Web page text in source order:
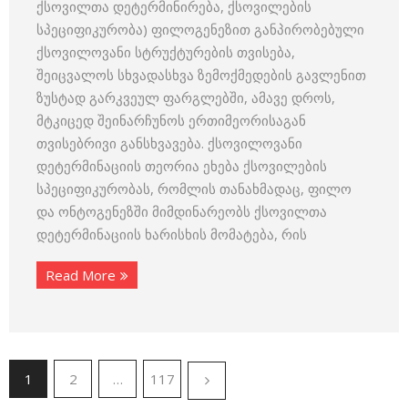
ქსოვილთა დეტერმინირება, ქსოვი­ლების
სპეციფიკურობა) ფილოგენეზით განპირობებული
ქსოვილო­ვანი სტრუქტურების თვისება,
შეიცვალოს სხვადასხვა ზემოქმედების გავლენით
ზუსტად გარკვეულ ფარგლებში, ამავე დროს,
მტკიცედ შეინარჩუნოს ერთიმეორისაგან
თვისებრივი განსხვავება. ქსოვილოვანი
დეტერმინაციის თეორია ეხება ქსოვილების
სპეციფიკურობას, რომლის თანახმადაც, ფილო
და ონტოგენეზში მიმდინარეობს ქსოვილთა
დეტერ­მინაციის ხარისხის მომატება, რის
Read More
1 2 … 117